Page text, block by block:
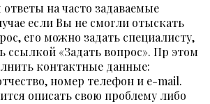
на часто задаваемые
если Вы не смогли отыскать
его можно задать специалисту,
ссылкой «Задать вопрос». Пр этом
контактные данные:
номер телефон и e-mаil.
описать свою проблему либо